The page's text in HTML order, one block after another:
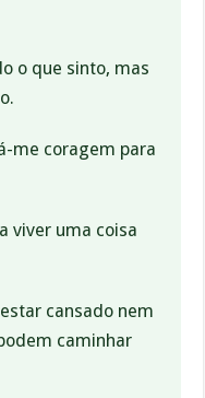
o que sinto, mas
me coragem para
viver uma coisa
cansado nem
caminhar